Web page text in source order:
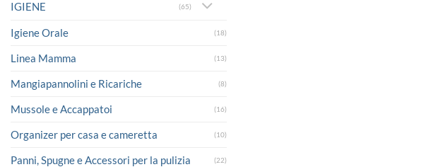
IGIENE (65)
Igiene Orale (18)
Linea Mamma (13)
Mangiapannolini e Ricariche (8)
Mussole e Accappatoi (16)
Organizer per casa e cameretta (10)
Panni, Spugne e Accessori per la pulizia (22)